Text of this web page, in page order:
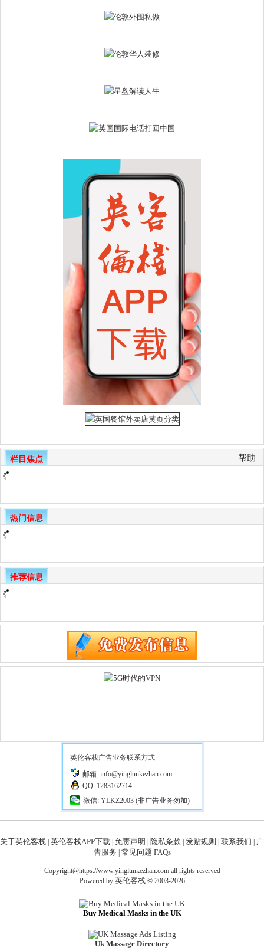
栏目焦点 帮助
热门信息
推荐信息
英伦客栈广告业务联系方式
邮箱: info@yinglunkezhan.com
QQ: 1283162714
微信: YLKZ2003 (非广告业务勿加)
关于英伦客栈 英伦客栈APP下载 免责声明 隐私条款 发贴规则 联系我们
广
告服务 常见问题 FAQs
Copyright@https://www.yinglunkezhan.com all rights reserved
Powered by 英伦客栈 © 2003-2026
Buy Medical Masks in the UK
Uk Massage Directory